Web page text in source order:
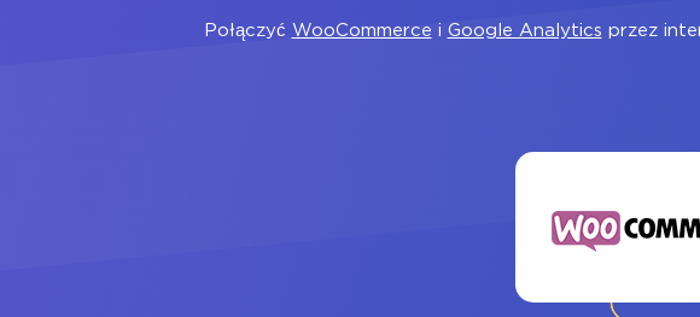
Połączyć WooCommerce i Google Analytics przez